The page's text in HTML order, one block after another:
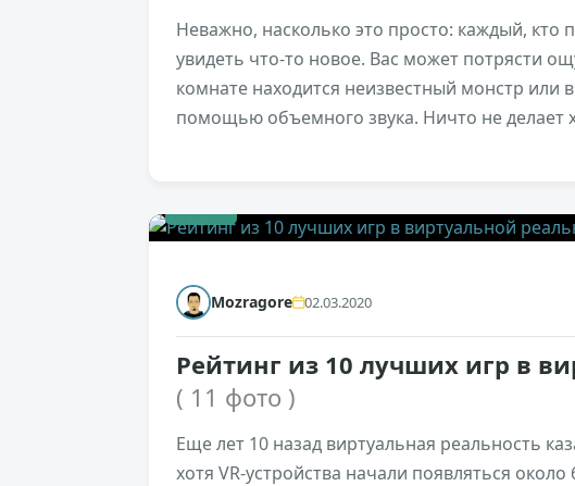
Неважно, насколько это просто: каждый, кто
увидеть что-то новое. Вас может потрясти
комнате находится неизвестный монстр или
помощью объемного звука. Ничто не
Mozragore 02.03.2020
Рейтинг из 10 лучших игр в
( 11 фото )
Еще лет 10 назад виртуальная реальность
хотя VR-устройства начали появляться